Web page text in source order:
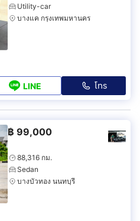
Utility-car
บางแค กรุงเทพมหานคร
LINE โทร
฿ 99,000
88,316 กม.
Sedan
บางบัวทอง นนทบุรี